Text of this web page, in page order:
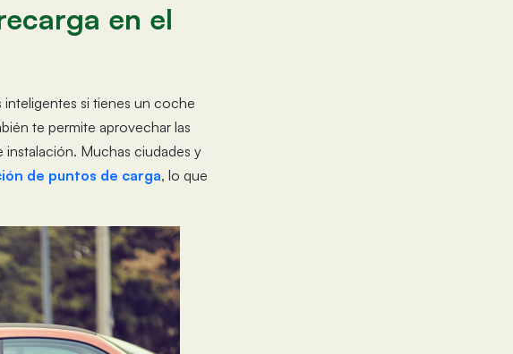
en el
inteligentes si tienes un coche
te permite aprovechar las
Muchas ciudades y
de puntos de carga, lo que